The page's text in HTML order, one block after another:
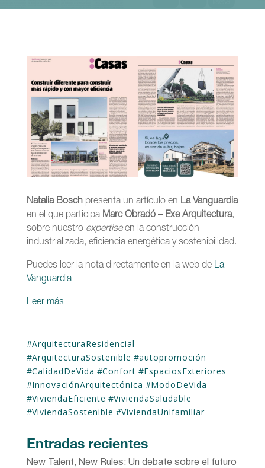
Natalia Boschpresenta un artículo en La Vanguardia
en el que participa Marc Obradó – Exe Arquitectura,
sobre nuestro expertiseen la construcción
industrializada, eficiencia energética y sostenibilidad.
Puedes leer la nota directamente en la web de La
Vanguardia
Leer más
#ArquitecturaResidencial
#ArquitecturaSostenible #autopromoción
#CalidadDeVida #Confort #EspaciosExteriores
#InnovaciónArquitectónica #ModoDeVida
#ViviendaEficiente #ViviendaSaludable
#ViviendaSostenible #ViviendaUnifamiliar
Entradas recientes
New Talent, New Rules: Un debate sobre el futuro